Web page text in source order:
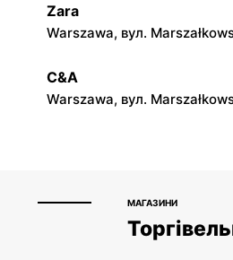
moje sklepy
Hyżne, вул. Hyżne 100
Zara
Warszawa, вул.
C&A
Warszawa, вул.
МАГАЗИНИ